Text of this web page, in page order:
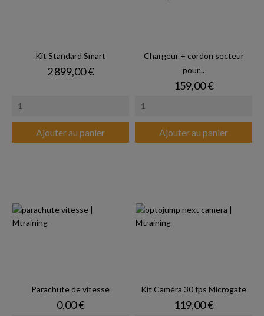
Kit Standard Smart
Prix
2 899,00 €
Ajouter au panier
Chargeur + cordon secteur
pour...
Prix
159,00 €
Ajouter au panier
Parachute de vitesse
Prix
0,00 €
Kit Caméra 30 fps Microgate
Prix
119,00 €